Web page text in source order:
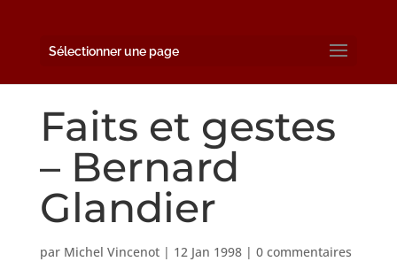
Sélectionner une page
Faits et gestes
– Bernard
Glandier
par Michel Vincenot| 12 Jan 1998| 0 commentaires